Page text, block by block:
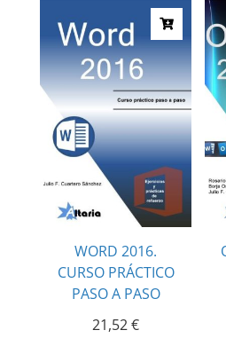
WORD 2016.
CURSO PRÁCTICO
PASO A PASO
21,52€